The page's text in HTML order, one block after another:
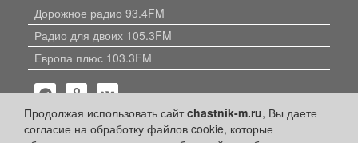
Продолжая использовать сайтchastnik-m.ru, Вы даете
согласие на обработку файлов cookie, которые
Дорожное радио 93.4FM
Радио для двоих 105.3FM
Европа плюс 103.3FM